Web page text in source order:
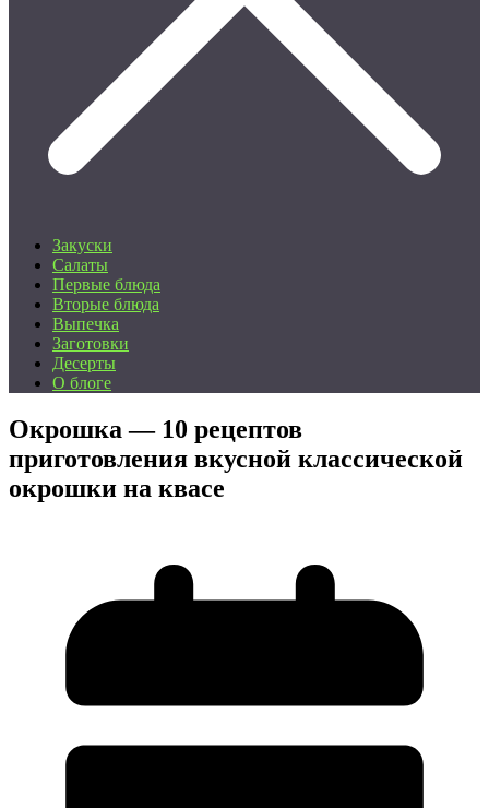
Закуски
Салаты
Первые блюда
Вторые блюда
Выпечка
Заготовки
Десерты
О блоге
Окрошка — 10 рецептов
приготовления вкусной классической
окрошки на квасе